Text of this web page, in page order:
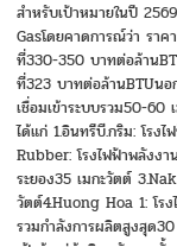
สำหรับเป้าหมายในปี
Gasโดยคาดการณ์ว่า ราค
ที่330-350 บาทต่อล้าน
ที่323 บาทต่อล้านBTUนอ
เชื่อมเข้าระบบรวม50-60
ได้แก่ 1.อินทรีบี.กริม: โร
Rubber: โรงไฟฟ้าพลังง
ระยอง35 เมกะวัตต์
วัตต์4.Huong Hoa 1: โร
รวมกำลังการผลิตสูงสุด